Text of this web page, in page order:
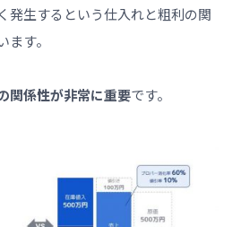
発生するという仕入れと粗利の関
す。
関係性が非常に重要です。